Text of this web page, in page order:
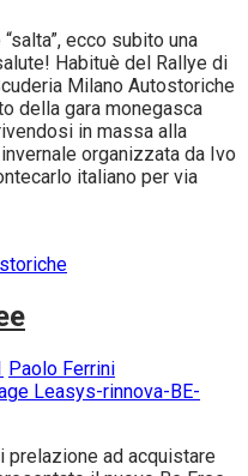
ecco subito una
Habituè del Rallye di
Milano Autostoriche
della gara monegasca
in massa alla
organizzata da Ivo
italiano per via
Paolo Ferrini
prelazione ad acquistare